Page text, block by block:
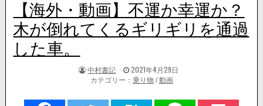
【海外・動画】不運か幸運か？
木が倒れてくるギリギリを通過
した車。
著
者:
中村書記
掲
載
2021年4月29日
カテゴリー： 乗り物 /動画